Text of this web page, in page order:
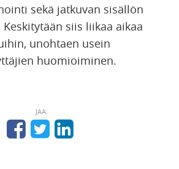
sekä jatkuvan sisällön
siis liikaa aikaa
unohtaen usein
huomioiminen.
JAA: